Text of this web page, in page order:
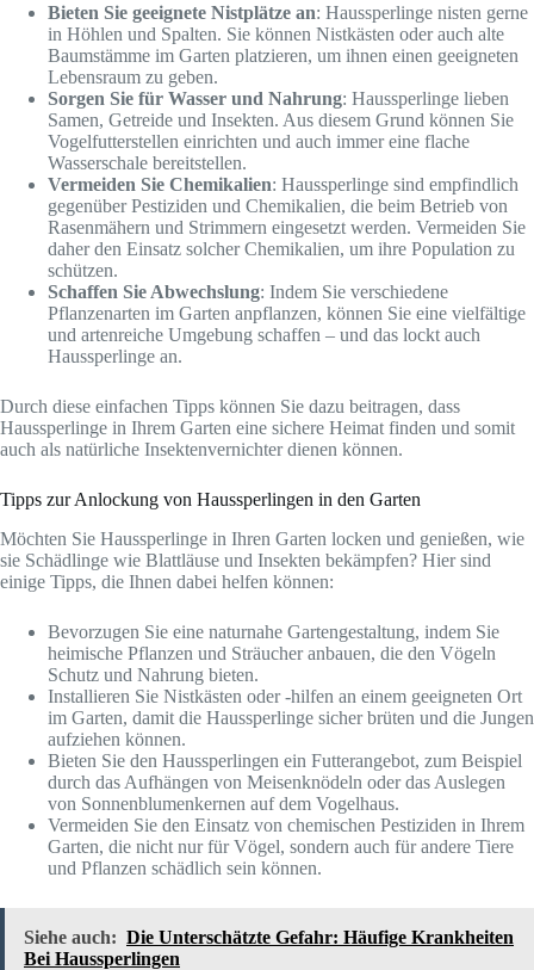
Bieten Sie geeignete Nistplätze an: Haussperlinge nisten gerne
in Höhlen und Spalten. Sie können Nistkästen oder auch alte
Baumstämme im Garten platzieren, um ihnen einen geeigneten
Lebensraum zu geben.
Sorgen Sie für Wasser und Nahrung: Haussperlinge lieben
Samen, Getreide und Insekten. Aus diesem Grund können Sie
Vogelfutterstellen einrichten und auch immer eine flache
Wasserschale bereitstellen.
Vermeiden Sie Chemikalien: Haussperlinge sind empfindlich
gegenüber Pestiziden und Chemikalien, die beim Betrieb von
Rasenmähern und Strimmern eingesetzt werden. Vermeiden Sie
daher den Einsatz solcher Chemikalien, um ihre Population zu
schützen.
Schaffen Sie Abwechslung: Indem Sie verschiedene
Pflanzenarten im Garten anpflanzen, können Sie eine vielfältige
und artenreiche Umgebung schaffen – und das lockt auch
Haussperlinge an.
Durch diese einfachen Tipps können Sie dazu beitragen, dass
Haussperlinge in Ihrem Garten eine sichere Heimat finden und somit
auch als natürliche Insektenvernichter dienen können.
Tipps zur Anlockung von Haussperlingen in den Garten
Möchten Sie Haussperlinge in Ihren Garten locken und genießen, wie
sie Schädlinge wie Blattläuse und Insekten bekämpfen? Hier sind
einige Tipps, die Ihnen dabei helfen können:
Bevorzugen Sie eine naturnahe Gartengestaltung, indem Sie
heimische Pflanzen und Sträucher anbauen, die den Vögeln
Schutz und Nahrung bieten.
Installieren Sie Nistkästen oder -hilfen an einem geeigneten Ort
im Garten, damit die Haussperlinge sicher brüten und die Jungen
aufziehen können.
Bieten Sie den Haussperlingen ein Futterangebot, zum Beispiel
durch das Aufhängen von Meisenknödeln oder das Auslegen
von Sonnenblumenkernen auf dem Vogelhaus.
Vermeiden Sie den Einsatz von chemischen Pestiziden in Ihrem
Garten, die nicht nur für Vögel, sondern auch für andere Tiere
und Pflanzen schädlich sein können.
Siehe auch: Die Unterschätzte Gefahr: Häufige Krankheiten
Bei Haussperlingen